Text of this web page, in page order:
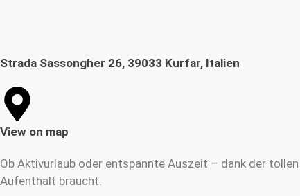
Strada Sassongher 26, 39033 Kurfar, Italien
View on map
Ob Aktivurlaub oder entspannte Auszeit – dank der
Aufenthalt braucht.